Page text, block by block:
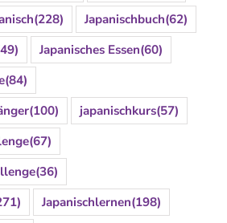
(228) Japanischbuch(62)
Japanisches Essen(60)
(84)
(100) japanischkurs(57)
(67)
(36)
Japanischlernen(198)